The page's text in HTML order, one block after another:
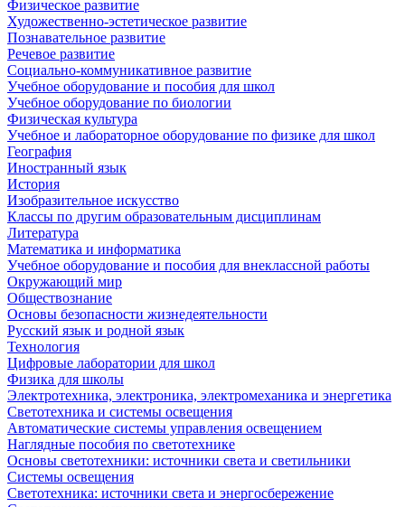
Физическое развитие
Художественно-эстетическое развитие
Познавательное развитие
Речевое развитие
Социально-коммуникативное развитие
Учебное оборудование и пособия для школ
Учебное оборудование по биологии
Физическая культура
Учебное и лабораторное оборудование по физике для школ
География
Иностранный язык
История
Изобразительное искусство
Классы по другим образовательным дисциплинам
Литература
Математика и информатика
Учебное оборудование и пособия для внеклассной работы
Окружающий мир
Обществознание
Основы безопасности жизнедеятельности
Русский язык и родной язык
Технология
Цифровые лаборатории для школ
Физика для школы
Электротехника, электроника, электромеханика и энергетика
Светотехника и системы освещения
Автоматические системы управления освещением
Наглядные пособия по светотехнике
Основы светотехники: источники света и светильники
Системы освещения
Светотехника: источники света и энергосбережение